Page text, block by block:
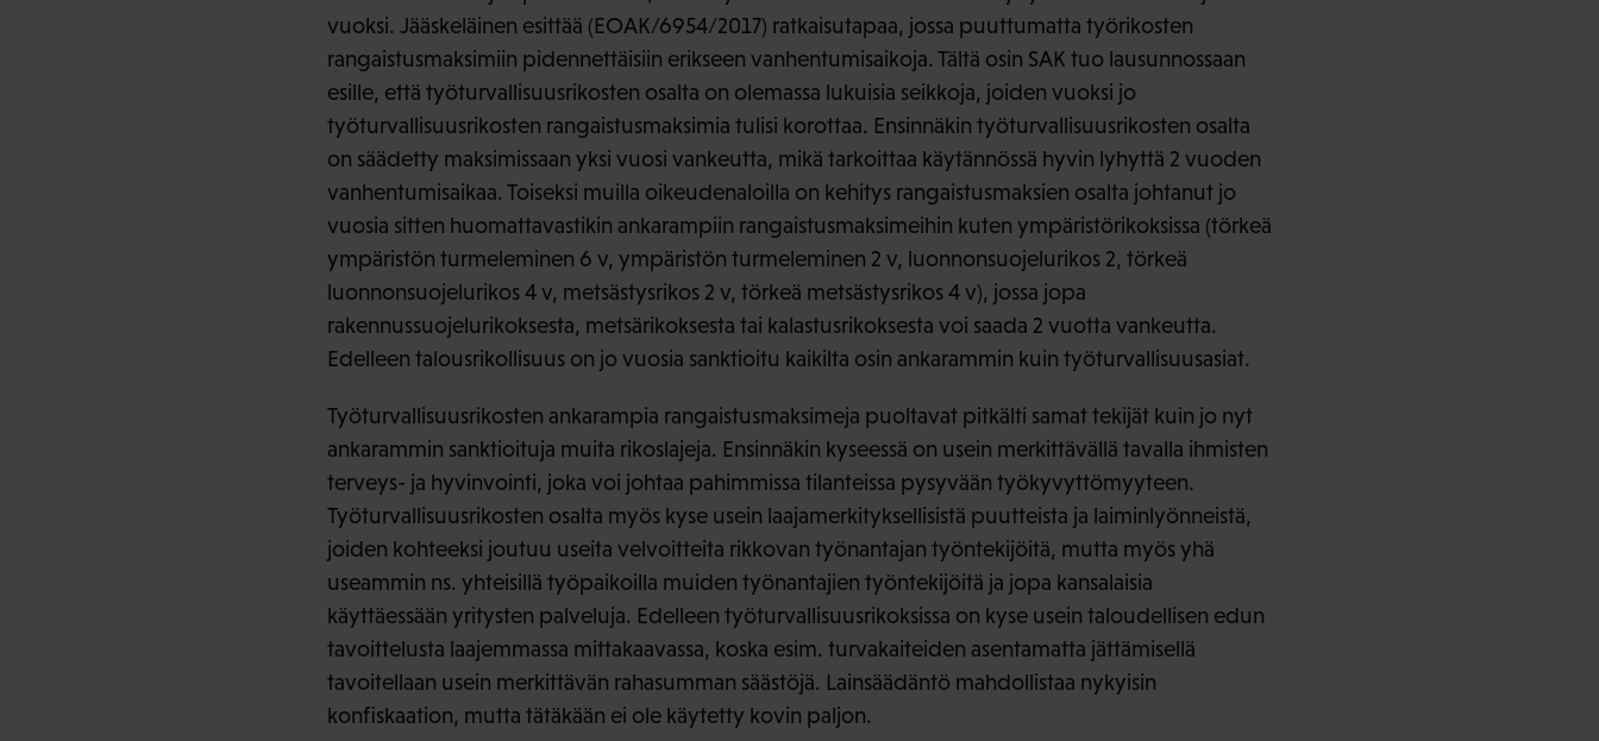
vuoksi. Jääskeläinen esittää (EOAK/6954/2017) ratkaisutapaa, jossa puuttumatta työrikosten
rangaistusmaksimiin pidennettäisiin erikseen vanhentumisaikoja. Tältä osin SAK tuo lausunnossaan
esille, että työturvallisuusrikosten osalta on olemassa lukuisia seikkoja, joiden vuoksi jo
työturvallisuusrikosten rangaistusmaksimia tulisi korottaa. Ensinnäkin työturvallisuusrikosten osalta
on säädetty maksimissaan yksi vuosi vankeutta, mikä tarkoittaa käytännössä hyvin lyhyttä 2 vuoden
vanhentumisaikaa. Toiseksi muilla oikeudenaloilla on kehitys rangaistusmaksien osalta johtanut jo
vuosia sitten huomattavastikin ankarampiin rangaistusmaksimeihin kuten ympäristörikoksissa (törkeä
ympäristön turmeleminen 6 v, ympäristön turmeleminen 2 v, luonnonsuojelurikos 2, törkeä
luonnonsuojelurikos 4 v, metsästysrikos 2 v, törkeä metsästysrikos 4 v), jossa jopa
rakennussuojelurikoksesta, metsärikoksesta tai kalastusrikoksesta voi saada 2 vuotta vankeutta.
Edelleen talousrikollisuus on jo vuosia sanktioitu kaikilta osin ankarammin kuin työturvallisuusasiat.
Työturvallisuusrikosten ankarampia rangaistusmaksimeja puoltavat pitkälti samat tekijät kuin jo nyt
ankarammin sanktioituja muita rikoslajeja. Ensinnäkin kyseessä on usein merkittävällä tavalla ihmisten
terveys- ja hyvinvointi, joka voi johtaa pahimmissa tilanteissa pysyvään työkyvyttömyyteen.
Työturvallisuusrikosten osalta myös kyse usein laajamerkityksellisistä puutteista ja laiminlyönneistä,
joiden kohteeksi joutuu useita velvoitteita rikkovan työnantajan työntekijöitä, mutta myös yhä
useammin ns. yhteisillä työpaikoilla muiden työnantajien työntekijöitä ja jopa kansalaisia
käyttäessään yritysten palveluja. Edelleen työturvallisuusrikoksissa on kyse usein taloudellisen edun
tavoittelusta laajemmassa mittakaavassa, koska esim. turvakaiteiden asentamatta jättämisellä
tavoitellaan usein merkittävän rahasumman säästöjä. Lainsäädäntö mahdollistaa nykyisin
konfiskaation, mutta tätäkään ei ole käytetty kovin paljon.